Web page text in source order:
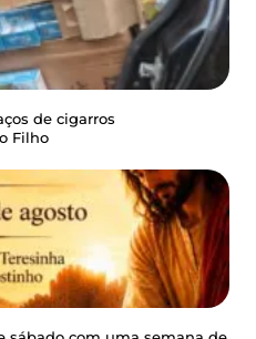
de cigarros
Filho